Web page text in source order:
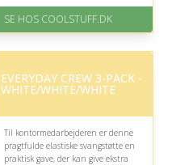
På lager
Levering: Standard leveringstid
Fremragende Trustpilot rating
SE HOS COOLSTUFF.DK
EVERYDAY CREW 3-PACK -
WHITE/WHITE/WHITE
Til kontormedarbejderen er denne
pragtfulde elastiske svangstøtte en
praktisk gave, der kan give ekstra